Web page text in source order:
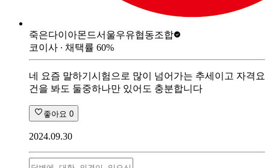
죽은다이아몬드서울우유협동조합
코이사 ∙ 채택률 60%
네 요즘 말하기시험으로 많이 넘어가는 추세이고 자격요
건을 봐도 둘중하나만 있어도 충분합니다
좋아요 0
2024.09.30